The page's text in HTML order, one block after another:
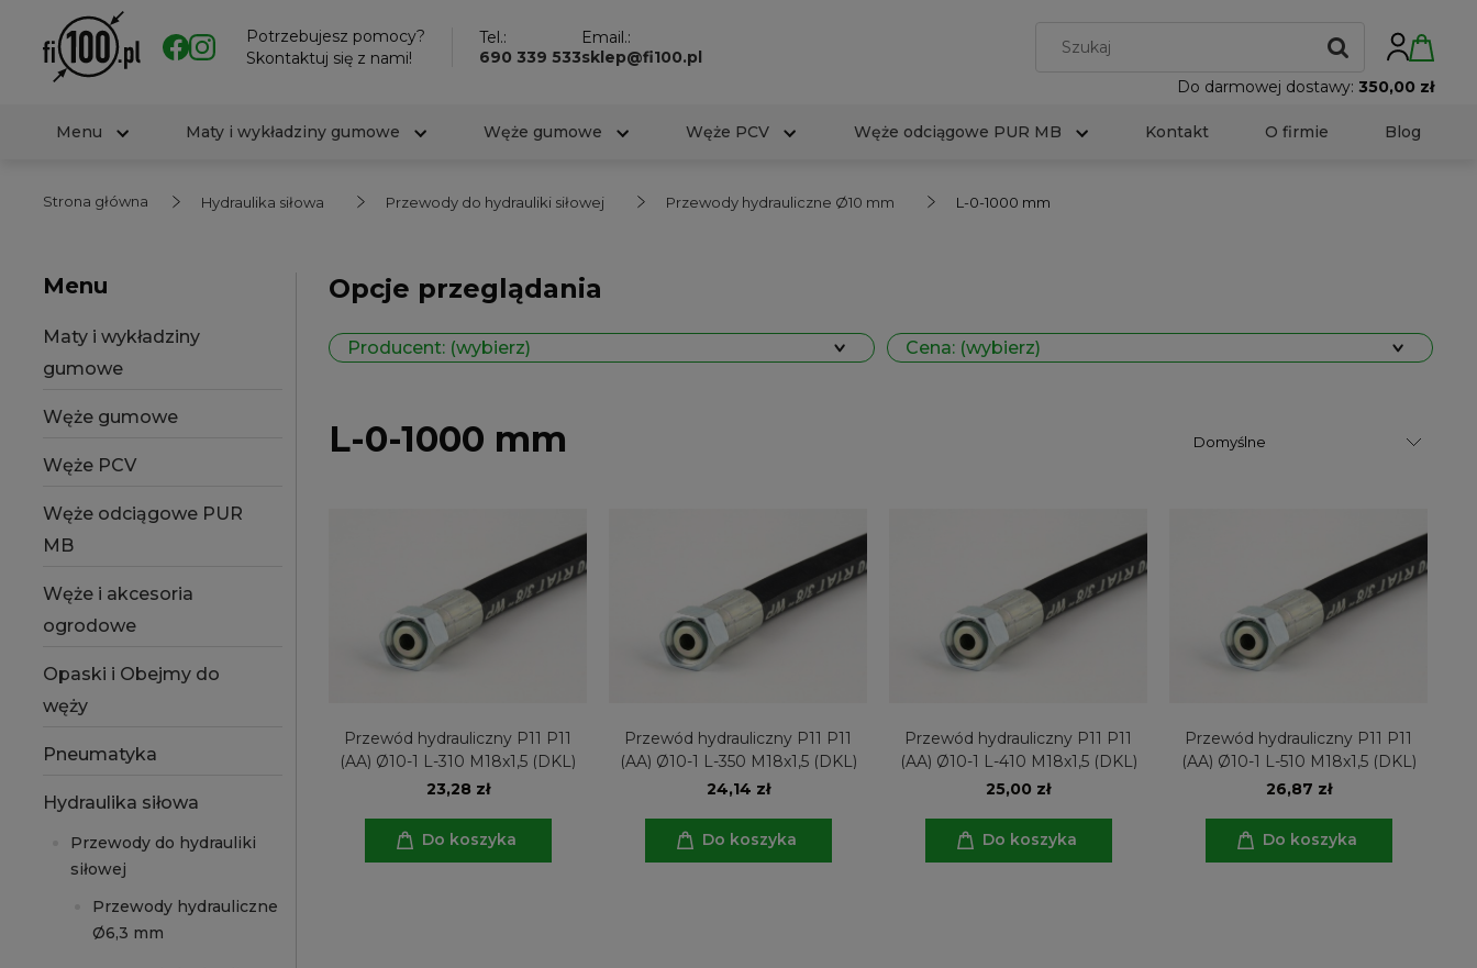
Potrzebujesz pomocy?
Skontaktuj się z nami!
Tel.:
690 339 533
Email.:
sklep@fi100.pl
Do darmowej dostawy: 350,00 zł
Menu Maty i wykładziny gumowe Węże gumowe Węże PCV Węże odciągowe PUR MB Kontakt O firmie Blog
Strona główna Hydraulika siłowa Przewody do hydrauliki siłowej Przewody hydrauliczne Ø10 mm L-0-1000 mm
Menu
Maty i wykładziny
gumowe
Węże gumowe
Węże PCV
Węże odciągowe PUR
MB
Węże i akcesoria
ogrodowe
Opaski i Obejmy do
węży
Pneumatyka
Hydraulika siłowa
Przewody do hydrauliki
siłowej
Przewody hydrauliczne
Ø6,3 mm
Opcje przeglądania
Producent: (wybierz) Cena: (wybierz)
L-0-1000 mm
Przewód hydrauliczny P11 P11
(AA) Ø10-1 L-310 M18x1,5 (DKL)
23,28 zł
Do koszyka
Przewód hydrauliczny P11 P11
(AA) Ø10-1 L-350 M18x1,5 (DKL)
24,14 zł
Do koszyka
Przewód hydrauliczny P11 P11
(AA) Ø10-1 L-410 M18x1,5 (DKL)
25,00 zł
Do koszyka
Przewód hydrauliczny P11 P11
(AA) Ø10-1 L-510 M18x1,5 (DKL)
26,87 zł
Do koszyka